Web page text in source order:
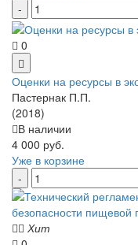
0
Оценки на ресурсы в
Пастернак П.П.
(2018)
В наличии
4 000 руб.
Уже в корзине
Хит